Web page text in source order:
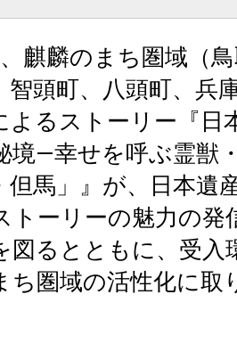
麒麟のまち圏域（
智頭町、八頭町、兵
よるストーリー『日
境―幸せを呼ぶ霊獣
但馬」』が、日本遺
トーリーの魅力の発
図るとともに、受入
ち圏域の活性化に取